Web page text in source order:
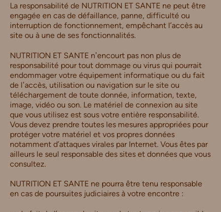
La responsabilité de NUTRITION ET SANTE ne peut être
engagée en cas de défaillance, panne, difficulté ou
interruption de fonctionnement, empêchant l’accès au
site ou à une de ses fonctionnalités.
NUTRITION ET SANTE nʼencourt pas non plus de
responsabilité pour tout dommage ou virus qui pourrait
endommager votre équipement informatique ou du fait
de lʼaccès, utilisation ou navigation sur le site ou
téléchargement de toute donnée, information, texte,
image, vidéo ou son. Le matériel de connexion au site
que vous utilisez est sous votre entière responsabilité.
Vous devez prendre toutes les mesures appropriées pour
protéger votre matériel et vos propres données
notamment d’attaques virales par Internet. Vous êtes par
ailleurs le seul responsable des sites et données que vous
consultez.
NUTRITION ET SANTE ne pourra être tenu responsable
en cas de poursuites judiciaires à votre encontre :